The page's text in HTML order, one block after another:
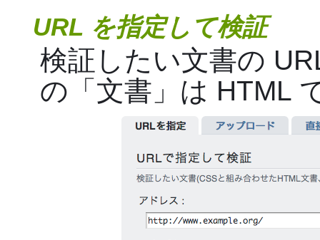
URL を指定して検証
検証したい文書の
の「文書」は HTML